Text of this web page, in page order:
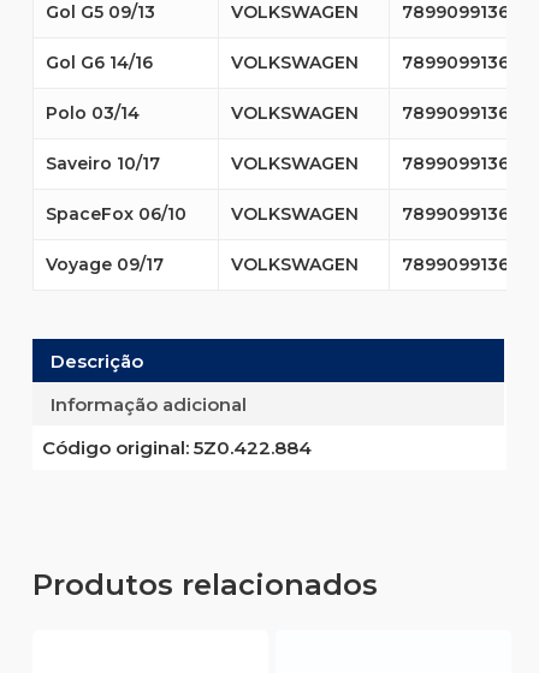
Gol G5 09/13 VOLKSWAGEN 7899099136317
Gol G6 14/16 VOLKSWAGEN 7899099136317
Polo 03/14 VOLKSWAGEN 7899099136317
Saveiro 10/17 VOLKSWAGEN 7899099136317
SpaceFox 06/10 VOLKSWAGEN 7899099136317
Voyage 09/17 VOLKSWAGEN 7899099136317
Descrição
Informação adicional
Código original:5Z0.422.884
Produtos relacionados